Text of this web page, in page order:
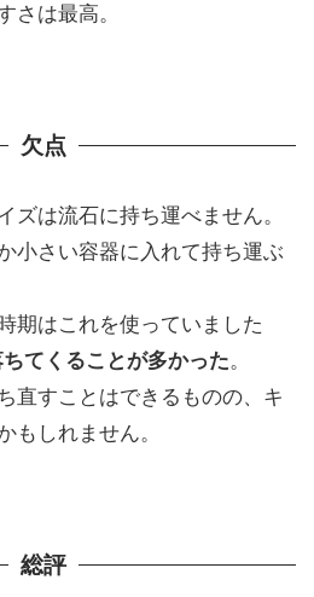
さは最高。
欠点
ズは流石に持ち運べません。
小さい容器に入れて持ち運ぶ
期はこれを使っていました
てくることが多かった。
直すことはできるものの、キ
もしれません。
総評